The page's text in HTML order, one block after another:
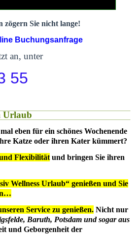
zögern Sie nicht lange!
Buchungsanfrage
an, unter
55
Urlaub
eben für ein schönes Wochenende
Katze oder ihren Kater kümmert?
Flexibilitätund bringen Sie ihren
Wellness Urlaub“ genießen und Sie
Service zu genießen.Nicht nur
Baruth, Potsdam und sogar aus
und Geborgenheit der